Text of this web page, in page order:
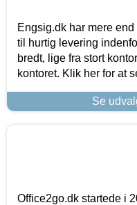
Engsig.dk har mere
til hurtig levering
bredt, lige fra stort
kontoret. Klik her for at
Se
Office2go.dk startede i